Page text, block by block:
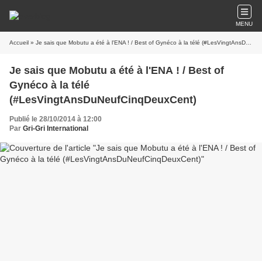
MENU
Accueil » Je sais que Mobutu a été à l'ENA ! / Best of Gynéco à la télé (#LesVingtAnsDuNeufCinqDeuxCent)
Je sais que Mobutu a été à l'ENA ! / Best of
Gynéco à la télé
(#LesVingtAnsDuNeufCinqDeuxCent)
Publié le 28/10/2014 à 12:00
Par Gri-Gri International